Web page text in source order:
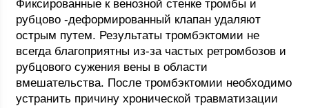
Фиксированные к венозной стенке тромбы и
рубцово -деформированный клапан удаляют
острым путем. Результаты тромбэктомии не
всегда благоприятны из-за частых ретромбозов и
рубцового сужения вены в области
вмешательства. После тромбэктомии необходимо
устранить причину хронической травматизации